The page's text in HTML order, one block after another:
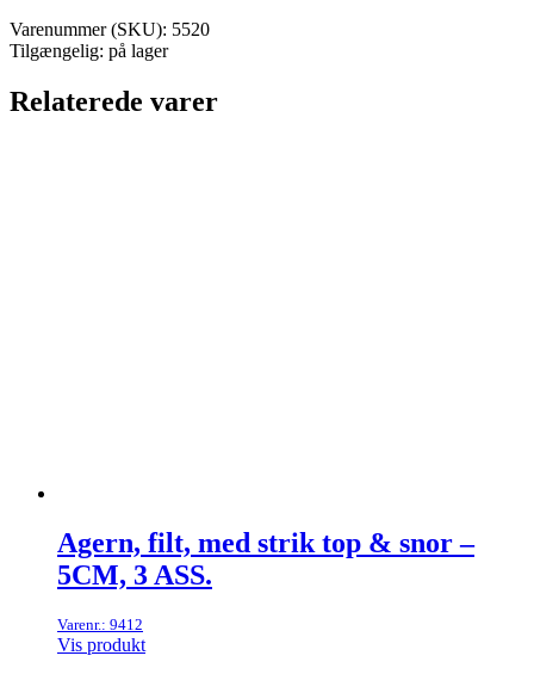
Varenummer (SKU): 5520
Tilgængelig: på lager
Relaterede varer
Agern, filt, med strik top & snor –
5CM, 3 ASS.
Varenr.: 9412
Vis produkt